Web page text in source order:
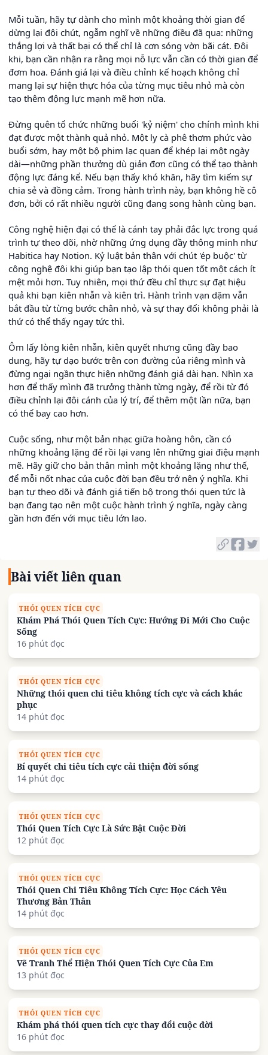
Mỗi tuần, hãy tự dành cho mình một khoảng thời gian để
dừng lại đôi chút, ngẫm nghĩ về những điều đã qua: những
thắng lợi và thất bại có thể chỉ là cơn sóng vờn bãi cát. Đôi
khi, bạn cần nhận ra rằng mọi nỗ lực vẫn cần có thời gian để
đơm hoa. Đánh giá lại và điều chỉnh kế hoạch không chỉ
mang lại sự hiện thực hóa của từng mục tiêu nhỏ mà còn
tạo thêm động lực mạnh mẽ hơn nữa.
Đừng quên tổ chức những buổi 'kỷ niệm' cho chính mình khi
đạt được một thành quả nhỏ. Một ly cà phê thơm phức vào
buổi sớm, hay một bộ phim lạc quan để khép lại một ngày
dài—những phần thưởng dù giản đơn cũng có thể tạo thành
động lực đáng kể. Nếu bạn thấy khó khăn, hãy tìm kiếm sự
chia sẻ và đồng cảm. Trong hành trình này, bạn không hề cô
đơn, bởi có rất nhiều người cũng đang song hành cùng bạn.
Công nghệ hiện đại có thể là cánh tay phải đắc lực trong quá
trình tự theo dõi, nhờ những ứng dụng đầy thông minh như
Habitica hay Notion. Kỷ luật bản thân với chút 'ép buộc' từ
công nghệ đôi khi giúp bạn tạo lập thói quen tốt một cách ít
mệt mỏi hơn. Tuy nhiên, mọi thứ đều chỉ thực sự đạt hiệu
quả khi bạn kiên nhẫn và kiên trì. Hành trình vạn dặm vẫn
bắt đầu từ từng bước chân nhỏ, và sự thay đổi không phải là
thứ có thể thấy ngay tức thì.
Ôm lấy lòng kiên nhẫn, kiên quyết nhưng cũng đầy bao
dung, hãy tự dạo bước trên con đường của riêng mình và
đừng ngại ngần thực hiện những đánh giá dài hạn. Nhìn xa
hơn để thấy mình đã trưởng thành từng ngày, để rồi từ đó
điều chỉnh lại đôi cánh của lý trí, để thêm một lần nữa, bạn
có thể bay cao hơn.
Cuộc sống, như một bản nhạc giữa hoàng hôn, cần có
những khoảng lặng để rồi lại vang lên những giai điệu mạnh
mẽ. Hãy giữ cho bản thân mình một khoảng lặng như thế,
để mỗi nốt nhạc của cuộc đời bạn đều trở nên ý nghĩa. Khi
bạn tự theo dõi và đánh giá tiến bộ trong thói quen tức là
bạn đang tạo nên một cuộc hành trình ý nghĩa, ngày càng
gần hơn đến với mục tiêu lớn lao.
Bài viết liên quan
THÓI QUEN TÍCH CỰC
Khám Phá Thói Quen Tích Cực: Hướng Đi Mới Cho Cuộc
Sống
16 phút đọc
THÓI QUEN TÍCH CỰC
Những thói quen chi tiêu không tích cực và cách khắc
phục
14 phút đọc
THÓI QUEN TÍCH CỰC
Bí quyết chi tiêu tích cực cải thiện đời sống
14 phút đọc
THÓI QUEN TÍCH CỰC
Thói Quen Tích Cực Là Sức Bật Cuộc Đời
12 phút đọc
THÓI QUEN TÍCH CỰC
Thói Quen Chi Tiêu Không Tích Cực: Học Cách Yêu
Thương Bản Thân
14 phút đọc
THÓI QUEN TÍCH CỰC
Vẽ Tranh Thể Hiện Thói Quen Tích Cực Của Em
13 phút đọc
THÓI QUEN TÍCH CỰC
Khám phá thói quen tích cực thay đổi cuộc đời
16 phút đọc